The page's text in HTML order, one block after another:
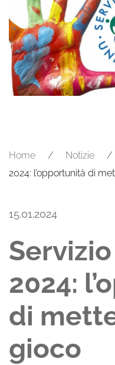
Home Notizie
2024: l’opportunità di
15.01.2024
2024:
di
gioco